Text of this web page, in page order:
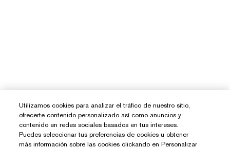
Utilizamos cookies para analizar el tráfico de nuestro sitio,
ofrecerte contenido personalizado así como anuncios y
contenido en redes sociales basados en tus intereses.
Puedes seleccionar tus preferencias de cookies u obtener
más información sobre las cookies clickando en Personalizar